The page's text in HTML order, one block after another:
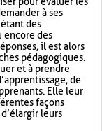
à ses
des
encore des
il est alors
pédagogiques.
et à prendre
de
Elle leur
façons
leurs